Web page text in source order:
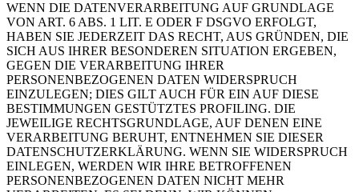
WENN DIE DATENVERARBEITUNG AUF GRUNDLAGE
VON ART. 6 ABS. 1 LIT. E ODER F DSGVO ERFOLGT,
HABEN SIE JEDERZEIT DAS RECHT, AUS GRÜNDEN, DIE
SICH AUS IHRER BESONDEREN SITUATION ERGEBEN,
GEGEN DIE VERARBEITUNG IHRER
PERSONENBEZOGENEN DATEN WIDERSPRUCH
EINZULEGEN; DIES GILT AUCH FÜR EIN AUF DIESE
BESTIMMUNGEN GESTÜTZTES PROFILING. DIE
JEWEILIGE RECHTSGRUNDLAGE, AUF DENEN EINE
VERARBEITUNG BERUHT, ENTNEHMEN SIE DIESER
DATENSCHUTZERKLÄRUNG. WENN SIE WIDERSPRUCH
EINLEGEN, WERDEN WIR IHRE BETROFFENEN
PERSONENBEZOGENEN DATEN NICHT MEHR